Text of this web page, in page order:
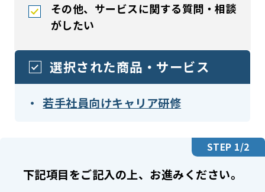
その他、サービスに関する質問・相談
がしたい
選択された商品・サービス
若手社員向けキャリア研修
STEP 1/2
下記項目をご記入の上、お進みください。